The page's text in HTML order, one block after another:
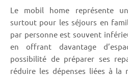
Le mobil home représente
surtout pour les séjours en
par personne est souvent
en offrant davantage
possibilité de préparer ses
réduire les dépenses liées à la